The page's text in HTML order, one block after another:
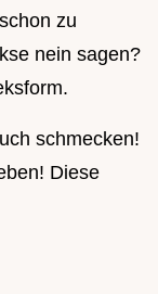
zu
nein sagen?
schmecken!
Diese